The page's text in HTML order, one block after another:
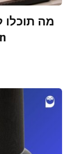
מה תוכלו